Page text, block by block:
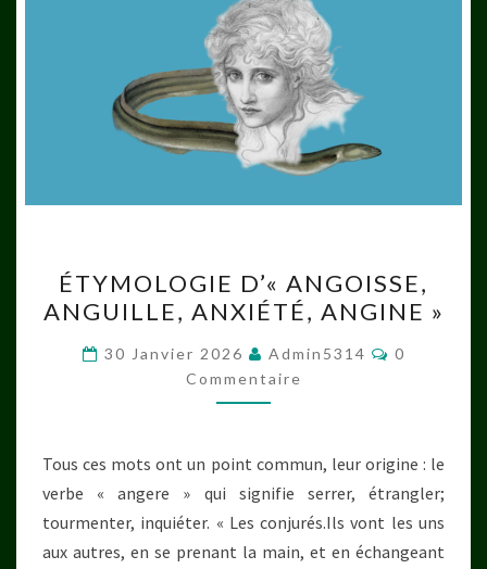
D’« ANGOISSE,
ANGUILLE,
ANXIÉTÉ,
ANGINE »
ÉTYMOLOGIE D’« ANGOISSE,
ANGUILLE, ANXIÉTÉ, ANGINE »
30 Janvier 2026 Admin5314
0
Commentaire
Tous ces mots ont un point commun, leur origine : le
verbe « angere » qui signifie serrer, étrangler;
tourmenter, inquiéter. « Les conjurés.Ils vont les uns
aux autres, en se prenant la main, et en échangeant